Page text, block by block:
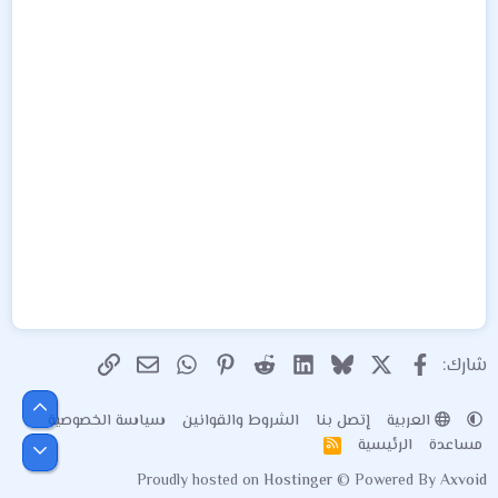
شارك: فيسبوك Bluesky
LinkedIn
Reddit
Pinterest
WhatsApp
البريد الإلكتروني
الرابط
العربية إتصل بنا الشروط والقوانين
سياسة الخصوصية
مساعدة
الرئيسية
R
S
Proudly hosted on Hostinger© Powered ByAxvoid
أعلى